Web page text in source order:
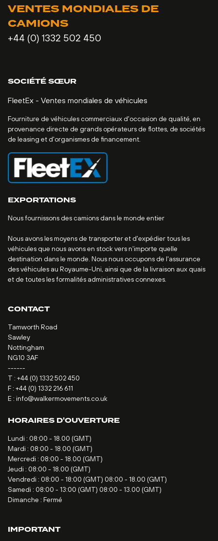
VENTES MONDIALES DE
CAMIONS
+44 (0) 1332 502 450
SOCIÉTÉ SŒUR
FleetEx - Ventes mondiales de véhicules
Fourniture de véhicules commerciaux d'occasion de qualité, en
provenance directe de grands opérateurs de flottes, de sociétés
de leasing et d'organismes de financement.
EXPORTATIONS
Nous fournissons des camions dans le monde entier
Nous avons les moyens de transporter et d'expédier tous les
véhicules que nous avons en stock vers n'importe quelle
destination dans le monde. Nous nous occupons de l'assurance
des véhicules au Royaume-Uni, ainsi que de la livraison aux quais
et de toutes les formalités administratives connexes.
CONTACT
Tamworth Road
Sawley
Nottingham
NG10 3AF
------
T : +44 (0) 1332 502 450
F : +44 (0) 1332 216 611
E : info@walkermovements.co.uk
HORAIRES D'OUVERTURE
Lundi : 08:00 - 18.00 (GMT)
Mardi : 08:00 - 18.00 (GMT)
Mercredi : 08:00 - 18.00 (GMT)
Jeudi : 08:00 - 18.00 (GMT)
Vendredi : 08:00 - 18:00 (GMT) 08:00 - 18.00 (GMT)
Samedi : 08:00 - 13:00 (GMT) 08:00 - 13.00 (GMT)
Dimanche : Fermé
IMPORTANT